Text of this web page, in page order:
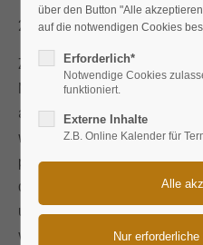
2024-03-25 14:52von Nane
Zwei Jahre nach der ersten
Markt gegangen, mit über
an PB und Unternehmen – in
wirtschaftlichen Zeit, dazu
persönlichen Erfahrung einer
dennoch überwältigend. Ich
und hatte nach 4 Wochen 3
vorliegen, aus denen ich das
über den Button "Alle
auf die notwendigen Cookies
Erforderlich*
Notwendige Cookies
funktioniert.
Externe Inhalte
Z.B. Online Kalender für